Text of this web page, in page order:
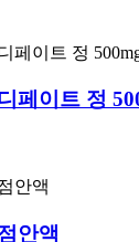
페이트 정
안액